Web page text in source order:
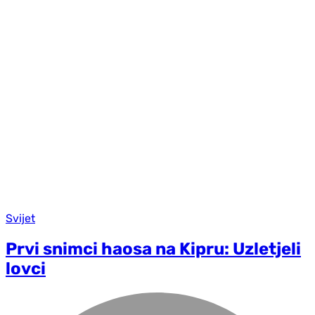
Svijet
Prvi snimci haosa na Kipru: Uzletjeli
lovci